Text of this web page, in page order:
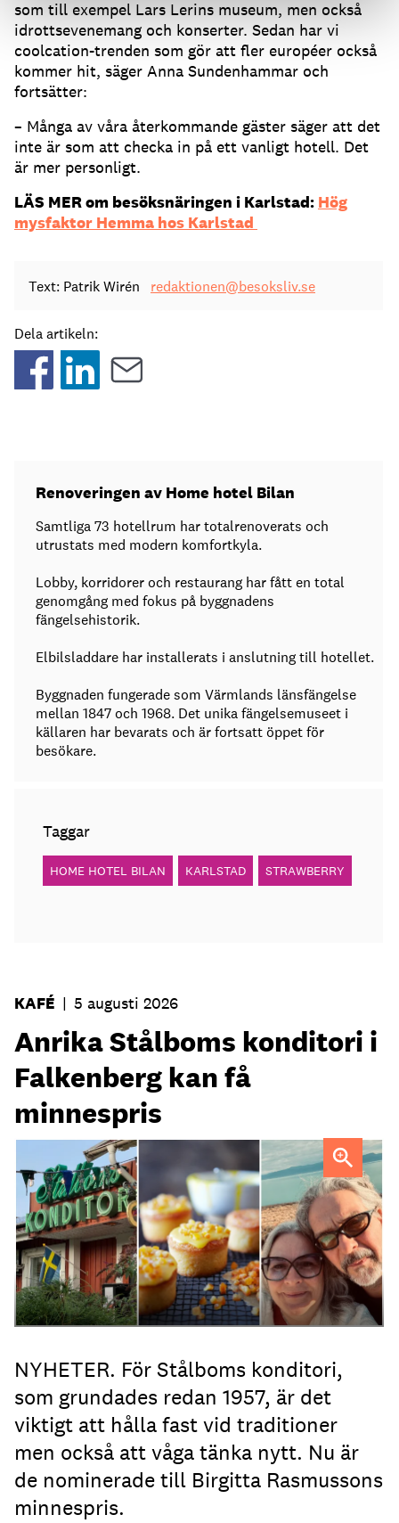
som till exempel Lars Lerins museum, men också
idrottsevenemang och konserter. Sedan har vi
coolcation-trenden som gör att fler européer också
kommer hit, säger Anna Sundenhammar och
fortsätter:
– Många av våra återkommande gäster säger att det
inte är som att checka in på ett vanligt hotell. Det
är mer personligt.
LÄS MER om besöksnäringen i Karlstad: Hög
mysfaktor Hemma hos Karlstad
Text: Patrik Wirén redaktionen@besoksliv.se
Dela artikeln:
Renoveringen av Home hotel Bilan
Samtliga 73 hotellrum har totalrenoverats och
utrustats med modern komfortkyla.
Lobby, korridorer och restaurang har fått en total
genomgång med fokus på byggnadens
fängelsehistorik.
Elbilsladdare har installerats i anslutning till hotellet.
Byggnaden fungerade som Värmlands länsfängelse
mellan 1847 och 1968. Det unika fängelsemuseet i
källaren har bevarats och är fortsatt öppet för
besökare.
Taggar
HOME HOTEL BILAN KARLSTAD STRAWBERRY
KAFÉ | 5 augusti 2026
Anrika Stålboms konditori i
Falkenberg kan få
minnespris
Heléne och Micael Stålbom
NYHETER. För Stålboms konditori,
som grundades redan 1957, är det
viktigt att hålla fast vid traditioner
men också att våga tänka nytt. Nu är
de nominerade till Birgitta Rasmussons
minnespris.